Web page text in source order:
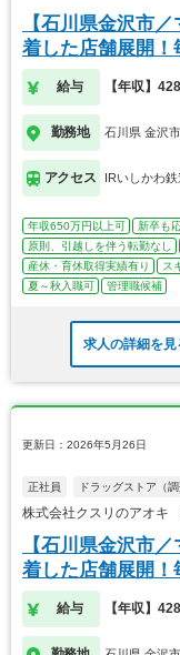
【石川県金沢市
着した店舗展開！
給与 【年収】
勤務地 石川県 金沢市
アクセス IRいしかわ
年収650万円以上可 新卒も
原則、引越しを伴う転勤なし
産休・育休取得実績有り
ス
夏～秋入職可
管理職候補
求人の詳細を見
更新日：2026年5月26日
正社員 ドラッグストア（調
株式会社クスリのアオキ
【石川県金沢市
着した店舗展開！
給与 【年収】